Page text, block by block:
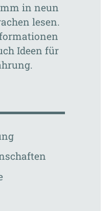
in neun
lesen.
Ideen für